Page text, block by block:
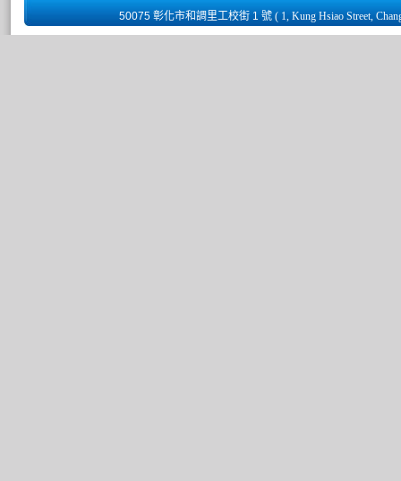
50075 彰化市和調里工校街 1 號 ( 1, Kung Hsiao Street,